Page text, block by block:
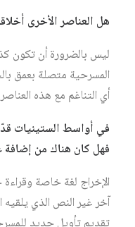
هل العناصر الأخرى
ليس بالضرورة أن تكون
المسرحية متصلة بعمق
أي التناغم مع هذه
في أواسط الستينيات
فهل كان هناك من إضافة
الإخراج لغة خاصة
آخر غير النص الذي